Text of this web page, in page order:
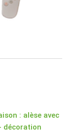
: alèse avec
décoration